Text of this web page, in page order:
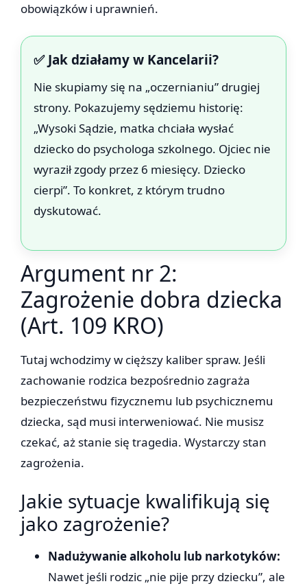
obowiązków i uprawnień.
✅ Jak działamy w Kancelarii?
Nie skupiamy się na „oczernianiu” drugiej
strony. Pokazujemy sędziemu historię:
„Wysoki Sądzie, matka chciała wysłać
dziecko do psychologa szkolnego. Ojciec nie
wyraził zgody przez 6 miesięcy. Dziecko
cierpi”. To konkret, z którym trudno
dyskutować.
Argument nr 2:
Zagrożenie dobra dziecka
(Art. 109 KRO)
Tutaj wchodzimy w cięższy kaliber spraw. Jeśli
zachowanie rodzica bezpośrednio zagraża
bezpieczeństwu fizycznemu lub psychicznemu
dziecka, sąd musi interweniować. Nie musisz
czekać, aż stanie się tragedia. Wystarczy stan
zagrożenia.
Jakie sytuacje kwalifikują się
jako zagrożenie?
Nadużywanie alkoholu lub narkotyków:
Nawet jeśli rodzic „nie pije przy dziecku”, ale